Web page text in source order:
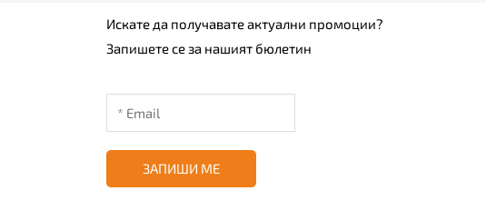
Искате да получавате актуални промоции?
Запишете се за нашият бюлетин
ЗАПИШИ МЕ